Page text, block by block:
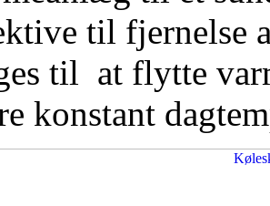
til fjernelse
til at flytte
konstant